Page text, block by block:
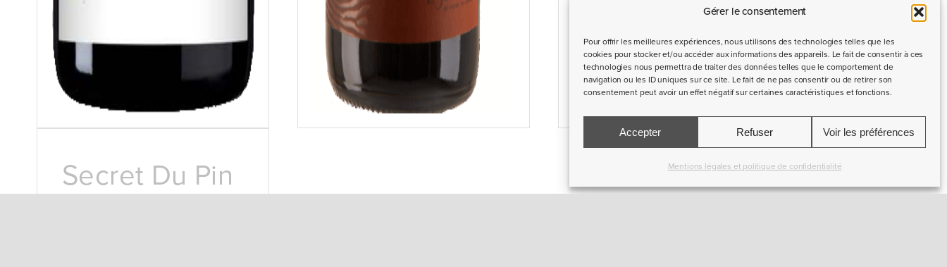
Gérer le consentement
Pour offrir les meilleures expériences, nous utilisons des technologies telles que les
cookies pour stocker et/ou accéder aux informations des appareils. Le fait de consentir à ces
technologies nous permettra de traiter des données telles que le comportement de
navigation ou les ID uniques sur ce site. Le fait de ne pas consentir ou de retirer son
consentement peut avoir un effet négatif sur certaines caractéristiques et fonctions.
Accepter Refuser Voir les préférences
Mentions légales et politique de confidentialité
Secret Du Pin